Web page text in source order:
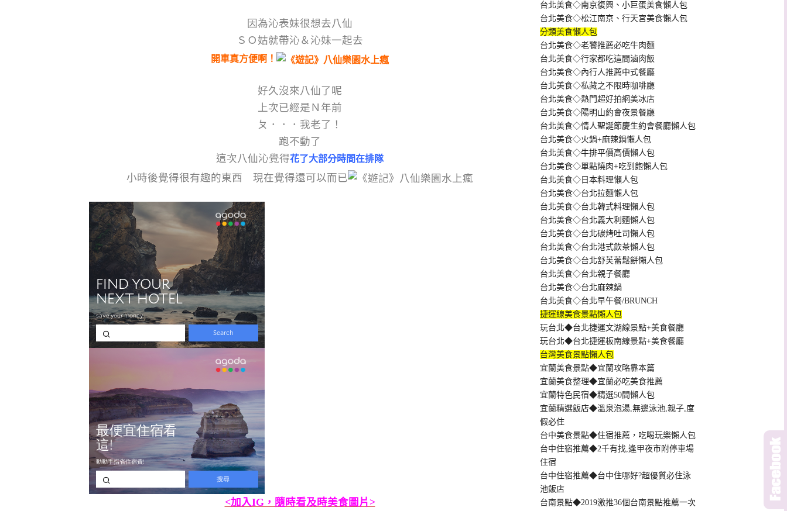
因為沁表妹很想去八仙
ＳＯ姑就帶沁＆沁妹一起去
開車真方便啊！
好久沒來八仙了呢
上次已經是Ｎ年前
ㄆ．．．我老了！
跑不動了
這次八仙沁覺得花了大部分時間在排隊
小時後覺得很有趣的東西 現在覺得還可以而已
<加入IG，隨時看及時美食圖片>
台北美食◇南京復興、小巨蛋美食懶人包
台北美食◇松江南京、行天宮美食懶人包
分類美食懶人包
台北美食◇老饕推薦必吃牛肉麵
台北美食◇行家都吃這間滷肉飯
台北美食◇內行人推薦中式餐廳
台北美食◇私藏之不限時咖啡廳
台北美食◇熱門超好拍網美冰店
台北美食◇陽明山約會夜景餐廳
台北美食◇情人聖誕節慶生約會餐廳懶人包
台北美食◇火鍋+麻辣鍋懶人包
台北美食◇牛排平價高價懶人包
台北美食◇單點燒肉+吃到飽懶人包
台北美食◇日本料理懶人包
台北美食◇台北拉麵懶人包
台北美食◇台北韓式料理懶人包
台北美食◇台北義大利麵懶人包
台北美食◇台北碳烤吐司懶人包
台北美食◇台北港式飲茶懶人包
台北美食◇台北舒芙蕾鬆餅懶人包
台北美食◇台北親子餐廳
台北美食◇台北麻辣鍋
台北美食◇台北早午餐/BRUNCH
捷運線美食景點懶人包
玩台北◆台北捷運文湖線景點+美食餐廳
玩台北◆台北捷運板南線景點+美食餐廳
台灣美食景點懶人包
宜蘭美食景點◆宜蘭攻略靠本篇
宜蘭美食整理◆宜蘭必吃美食推薦
宜蘭特色民宿◆精選50間懶人包
宜蘭精選飯店◆溫泉泡湯,無邊泳池,親子,度
假必住
台中美食景點◆住宿推薦，吃喝玩樂懶人包
台中住宿推薦◆2千有找,逢甲夜市附停車場
住宿
台中住宿推薦◆台中住哪好?超優質必住泳
池飯店
台南景點◆2019激推36個台南景點推薦一次